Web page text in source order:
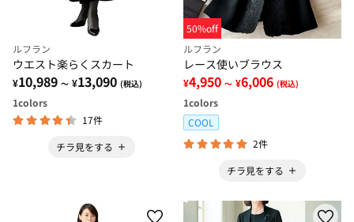
ルフラン
ウエスト楽らくスカート
¥10,989 ～ ¥13,090 (税込)
1colors
17件
チラ見をする
50%off
ルフラン
レース使いブラウス
¥4,950 ～ ¥6,006 (税込)
1colors
COOL
2件
チラ見をする